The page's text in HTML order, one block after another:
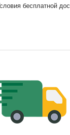
бесплатной